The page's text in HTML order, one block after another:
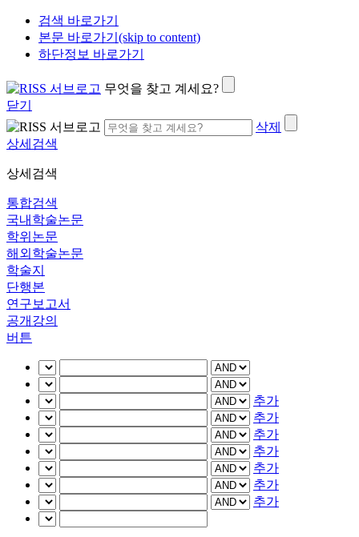
검색 바로가기
본문 바로가기(skip to content)
하단정보 바로가기
무엇을 찾고 계세요?
닫기
삭제
상세검색
상세검색
통합검색
국내학술논문
학위논문
해외학술논문
학술지
단행본
연구보고서
공개강의
버튼
추가
추가
추가
추가
추가
추가
추가